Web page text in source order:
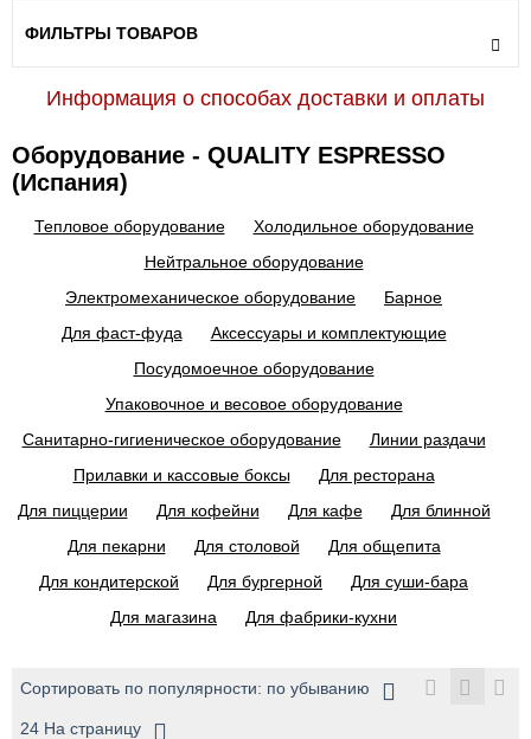
ФИЛЬТРЫ ТОВАРОВ
Информация о способах доставки и оплаты
Оборудование - QUALITY ESPRESSO
(Испания)
Тепловое оборудование
Холодильное оборудование
Нейтральное оборудование
Электромеханическое оборудование
Барное
Для фаст-фуда
Аксессуары и комплектующие
Посудомоечное оборудование
Упаковочное и весовое оборудование
Санитарно-гигиеническое оборудование
Линии раздачи
Прилавки и кассовые боксы
Для ресторана
Для пиццерии
Для кофейни Для кафе
Для блинной
Для пекарни
Для столовой
Для общепита
Для кондитерской
Для бургерной
Для суши-бара
Для магазина
Для фабрики-кухни
Сортировать по популярности: по убыванию
24 На страницу